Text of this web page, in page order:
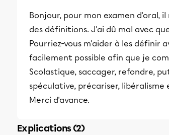
Bonjour, pour mon examen d'oral,
des définitions. J'ai dû mal avec
Pourriez-vous m'aider à les définir
facilement possible afin que je
Scolastique, saccager, refondre,
spéculative, précariser, libéralisme
Merci d'avance.
Explications (2)